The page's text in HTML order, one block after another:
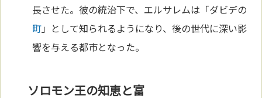
長させた。彼の統治下で、エルサレムは「ダビデの
町」として知られるようになり、後の世代に深い影
響を与える都市となった。
ソロモン王の知恵と富